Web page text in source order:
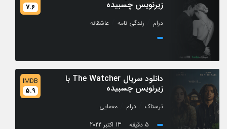
زیرنویس چسبیده
7.6
درام زندگی نامه عاشقانه
دانلود سریال The Watcher با
زیرنویس چسبیده
IMDB
5.9
ترسناک درام
معمایی
5 دقیقه
13 اکتبر 2022